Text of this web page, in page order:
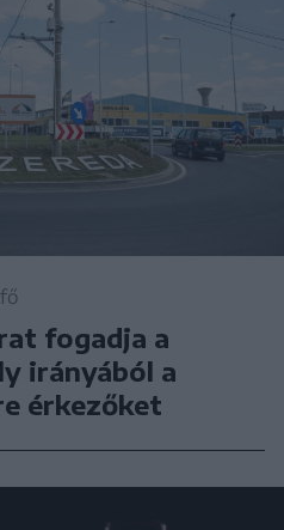
fogadja a
irányából a
érkezőket